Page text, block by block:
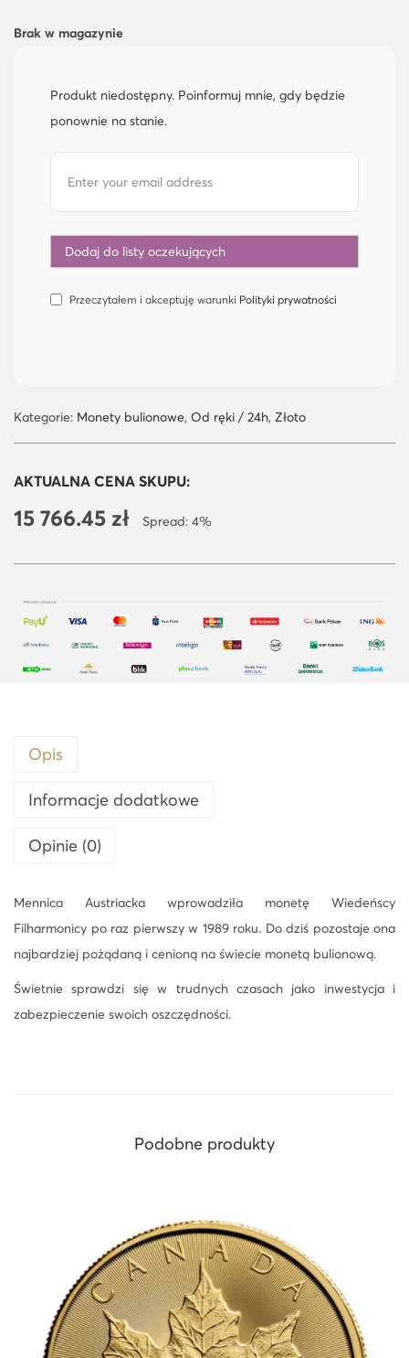
Brak w magazynie
Produkt niedostępny. Poinformuj mnie, gdy będzie
ponownie na stanie.
Przeczytałem i akceptuję warunki Polityki prywatności
Kategorie: Monety bulionowe, Od ręki / 24h, Złoto
AKTUALNA CENA SKUPU:
15 766.45 zł Spread: 4%
Opis
Informacje dodatkowe
Opinie (0)
Mennica Austriacka wprowadziła monetę Wiedeńscy
Filharmonicy po raz pierwszy w 1989 roku. Do dziś pozostaje ona
najbardziej pożądaną i cenioną na świecie monetą bulionową.
Świetnie sprawdzi się w trudnych czasach jako inwestycja i
zabezpieczenie swoich oszczędności.
Podobne produkty